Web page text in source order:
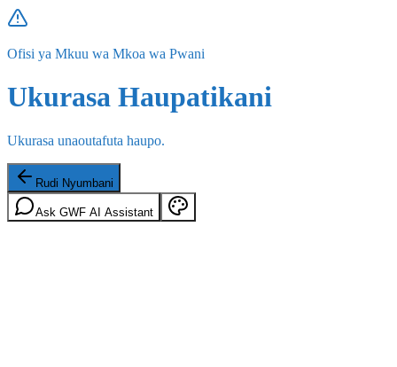
Ofisi ya Mkuu wa Mkoa wa Pwani
Ukurasa Haupatikani
Ukurasa unaoutafuta haupo.
Rudi Nyumbani
Ask GWF AI Assistant